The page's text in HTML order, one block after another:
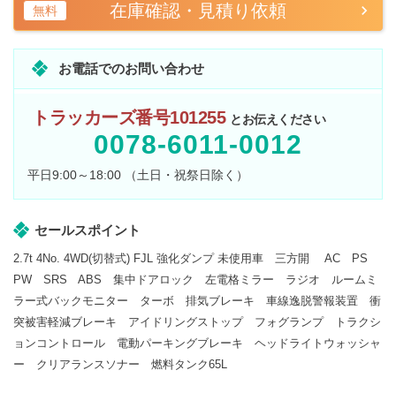
無料 在庫確認・見積り依頼
お電話でのお問い合わせ
トラッカーズ番号101255 とお伝えください
0078-6011-0012
平日9:00～18:00 （土日・祝祭日除く）
セールスポイント
2.7t 4No. 4WD(切替式) FJL 強化ダンプ 未使用車 三方開 AC PS
PW SRS ABS 集中ドアロック 左電格ミラー ラジオ ルームミ
ラー式バックモニター ターボ 排気ブレーキ 車線逸脱警報装置 衝
突被害軽減ブレーキ アイドリングストップ フォグランプ トラクシ
ョンコントロール 電動パーキングブレーキ ヘッドライトウォッシャ
ー クリアランスソナー 燃料タンク65L